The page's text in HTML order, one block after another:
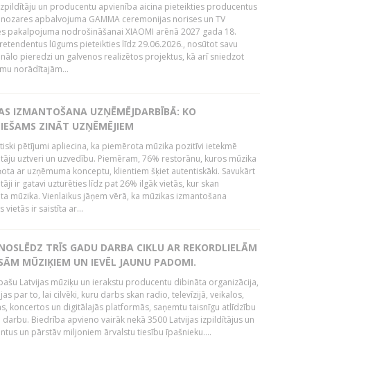
un producentu apvienība aicina pieteikties producentus
apbalvojuma GAMMA ceremonijas norises un TV
pakalpojuma nodrošināšanai XIAOMI arēnā 2027 gada 18.
lūgums pieteikties līdz 29.06.2026., nosūtot savu
pieredzi un galvenos realizētos projektus, kā arī sniedzot
norādītajām...
IZMANTOŠANA UZŅĒMĒJDARBĪBĀ: KO
ZINĀT UZŅĒMĒJIEM
pētījumi apliecina, ka piemērota mūzika pozitīvi ietekmē
uztveri un uzvedību. Piemēram, 76% restorānu, kuros mūzika
ar uzņēmuma konceptu, klientiem šķiet autentiskāki. Savukārt
ir gatavi uzturēties līdz pat 26% ilgāk vietās, kur skan
mūzika. Vienlaikus jāņem vērā, ka mūzikas izmantošana
vietās ir saistīta ar...
TRĪS GADU DARBA CIKLU AR REKORDLIELĀM
MŪZIĶIEM UN IEVĒL JAUNU PADOMI.
Latvijas mūziķu un ierakstu producentu dibināta organizācija,
par to, lai cilvēki, kuru darbs skan radio, televīzijā, veikalos,
koncertos un digitālajās platformās, saņemtu taisnīgu atlīdzību
darbu. Biedrība apvieno vairāk nekā 3500 Latvijas izpildītājus un
un pārstāv miljoniem ārvalstu tiesību īpašnieku....